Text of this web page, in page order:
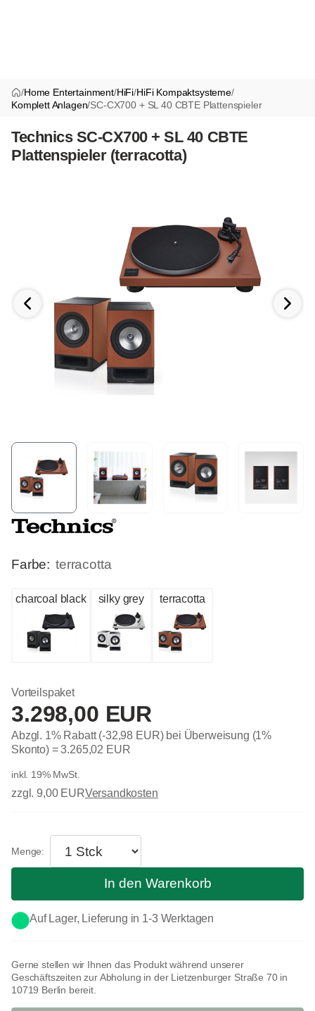
/Home Entertainment/HiFi/HiFi Kompaktsysteme/
Komplett Anlagen/SC-CX700 + SL 40 CBTE Plattenspieler
Technics SC-CX700 + SL 40 CBTE
Plattenspieler (terracotta)
Farbe: terracotta
charcoal black silky grey terracotta
Vorteilspaket
3.298,00 EUR
Abzgl. 1% Rabatt (-32,98 EUR) bei Überweisung (1%
Skonto) =3.265,02 EUR
inkl. 19% MwSt.
zzgl. 9,00 EURVersandkosten
Gerne stellen wir Ihnen das Produkt während unserer
Geschäftszeiten zur Abholung in der Lietzenburger Straße 70 in
10719 Berlin bereit.
Auf Lager, Lieferung in 1-3 Werktagen
In den Warenkorb